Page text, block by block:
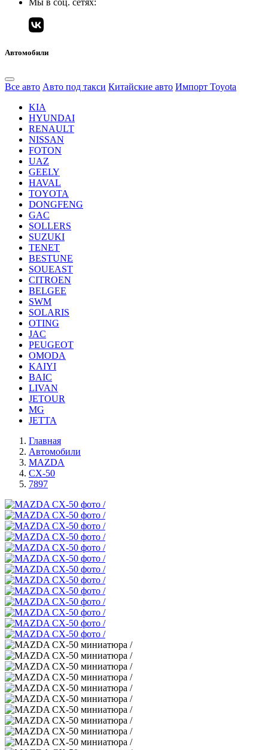
Мы в соц. сетях:
Автомобили
Все авто Авто под такси Китайские авто Импорт Toyota
KIA
HYUNDAI
RENAULT
NISSAN
FOTON
UAZ
GEELY
HAVAL
TOYOTA
DONGFENG
GAC
SOLLERS
SUZUKI
TENET
BESTUNE
SOUEAST
CITROEN
BELGEE
SWM
SOLARIS
OTING
JAC
PEUGEOT
OMODA
KAIYI
BAIC
LIVAN
JETOUR
MG
JETTA
Главная
Автомобили
MAZDA
CX-50
7897